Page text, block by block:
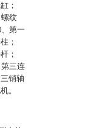
；
纹
第一
；
；
三连
销轴
。